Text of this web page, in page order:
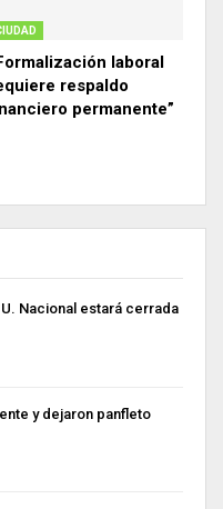
laboral
respaldo
permanente”
Nacional estará cerrada
y dejaron panfleto